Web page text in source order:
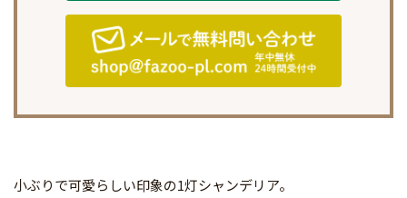
小ぶりで可愛らしい印象の1灯シャンデリア。